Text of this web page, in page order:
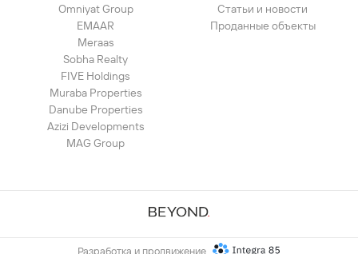
Omniyat Group
EMAAR
Meraas
Sobha Realty
FIVE Holdings
Muraba Properties
Danube Properties
Azizi Developments
MAG Group
Статьи и новости
Проданные объекты
Разработка и продвижение